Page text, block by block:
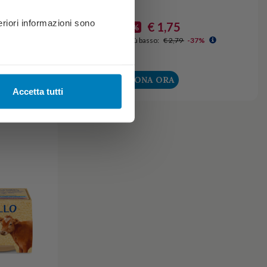
informazioni sono
Accetta tutti
€ 2,79 -37% € 1,75
Ultimo prezzo più basso: € 2,79 -37%
DONA ORA